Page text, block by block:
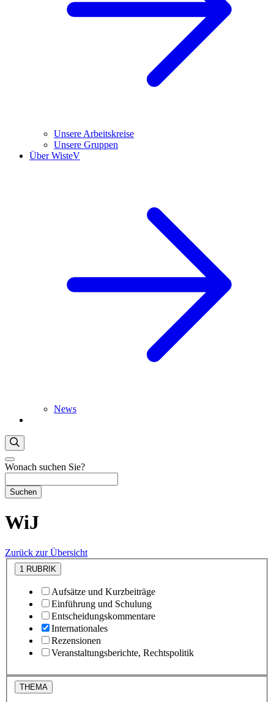
Unsere Arbeitskreise
Unsere Gruppen
Über WisteV
News
Wonach suchen Sie?
Suchen
WiJ
Zurück zur Übersicht
1 RUBRIK
Aufsätze und Kurzbeiträge
Einführung und Schulung
Entscheidungskommentare
Internationales
Rezensionen
Veranstaltungsberichte, Rechtspolitik
THEMA